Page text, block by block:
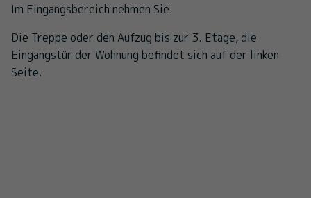
Im Eingangsbereich nehmen Sie:
Die Treppe oder den Aufzug bis zur 3. Etage, die
Eingangstür der Wohnung befindet sich auf der linken
Seite.